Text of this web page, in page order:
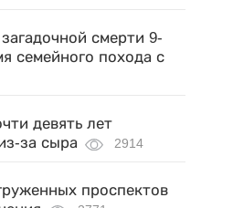
смерти 9-
семейного похода с
девять лет
за сыра
2914
проспектов